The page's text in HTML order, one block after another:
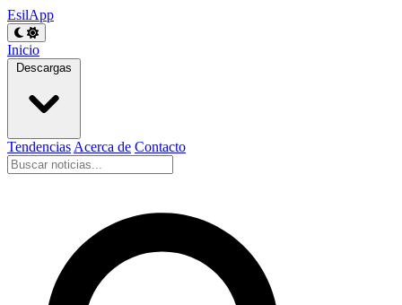
EsilApp
Inicio
Descargas
Tendencias Acerca de Contacto